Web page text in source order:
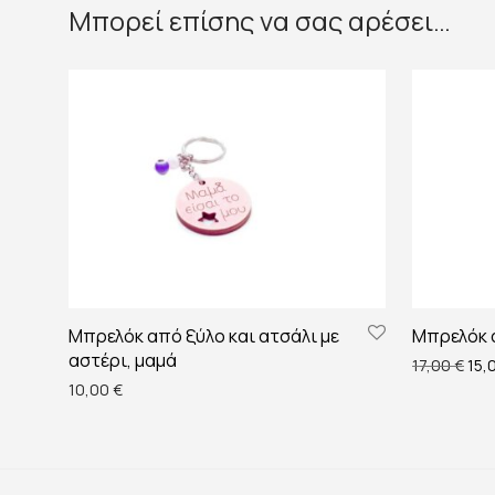
Μπορεί επίσης να σας αρέσει…
Μπρελόκ από ξύλο και ατσάλι με
αστέρι, μαμά
10,00 €
Μπρελόκ
17,00€